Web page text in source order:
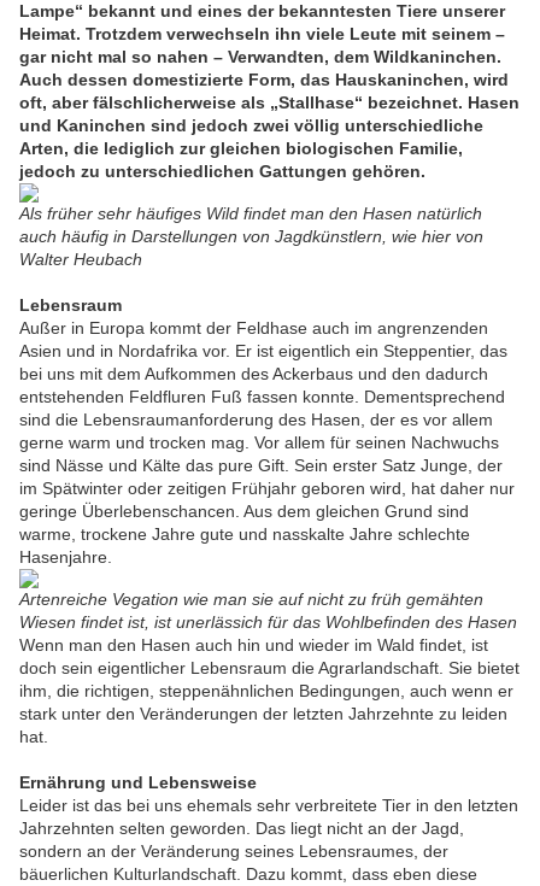
Lampe“ bekannt und eines der bekanntesten Tiere unserer
Heimat. Trotzdem verwechseln ihn viele Leute mit seinem –
gar nicht mal so nahen – Verwandten, dem Wildkaninchen.
Auch dessen domestizierte Form, das Hauskaninchen, wird
oft, aber fälschlicherweise als „Stallhase“ bezeichnet. Hasen
und Kaninchen sind jedoch zwei völlig unterschiedliche
Arten, die lediglich zur gleichen biologischen Familie,
jedoch zu unterschiedlichen Gattungen gehören.
Als früher sehr häufiges Wild findet man den Hasen natürlich
auch häufig in Darstellungen von Jagdkünstlern, wie hier von
Walter Heubach
Lebensraum
Außer in Europa kommt der Feldhase auch im angrenzenden
Asien und in Nordafrika vor. Er ist eigentlich ein Steppentier, das
bei uns mit dem Aufkommen des Ackerbaus und den dadurch
entstehenden Feldfluren Fuß fassen konnte. Dementsprechend
sind die Lebensraumanforderung des Hasen, der es vor allem
gerne warm und trocken mag. Vor allem für seinen Nachwuchs
sind Nässe und Kälte das pure Gift. Sein erster Satz Junge, der
im Spätwinter oder zeitigen Frühjahr geboren wird, hat daher nur
geringe Überlebenschancen. Aus dem gleichen Grund sind
warme, trockene Jahre gute und nasskalte Jahre schlechte
Hasenjahre.
Artenreiche Vegation wie man sie auf nicht zu früh gemähten
Wiesen findet ist, ist unerlässich für das Wohlbefinden des Hasen
Wenn man den Hasen auch hin und wieder im Wald findet, ist
doch sein eigentlicher Lebensraum die Agrarlandschaft. Sie bietet
ihm, die richtigen, steppenähnlichen Bedingungen, auch wenn er
stark unter den Veränderungen der letzten Jahrzehnte zu leiden
hat.
Ernährung und Lebensweise
Leider ist das bei uns ehemals sehr verbreitete Tier in den letzten
Jahrzehnten selten geworden. Das liegt nicht an der Jagd,
sondern an der Veränderung seines Lebensraumes, der
bäuerlichen Kulturlandschaft. Dazu kommt, dass eben diese